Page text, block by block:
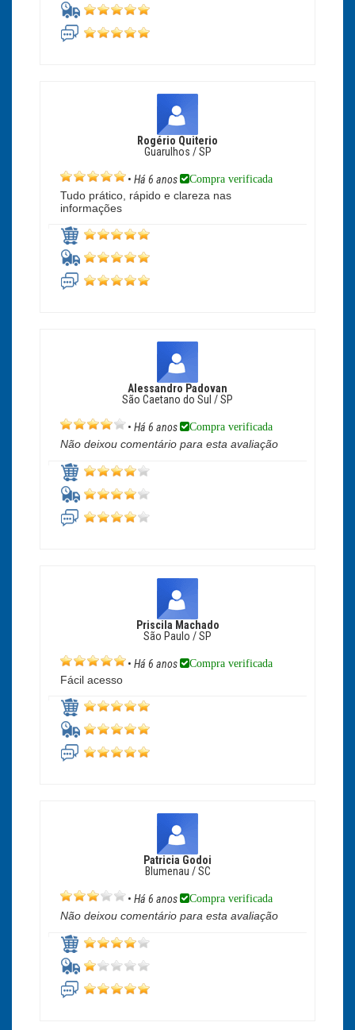
Rogério Quiterio
Guarulhos / SP
• Há 6 anos Compra verificada
Tudo prático, rápido e clareza nas
informações
Alessandro Padovan
São Caetano do Sul / SP
• Há 6 anos Compra verificada
Não deixou comentário para esta avaliação
Priscila Machado
São Paulo / SP
• Há 6 anos Compra verificada
Fácil acesso
Patricia Godoi
Blumenau / SC
• Há 6 anos Compra verificada
Não deixou comentário para esta avaliação